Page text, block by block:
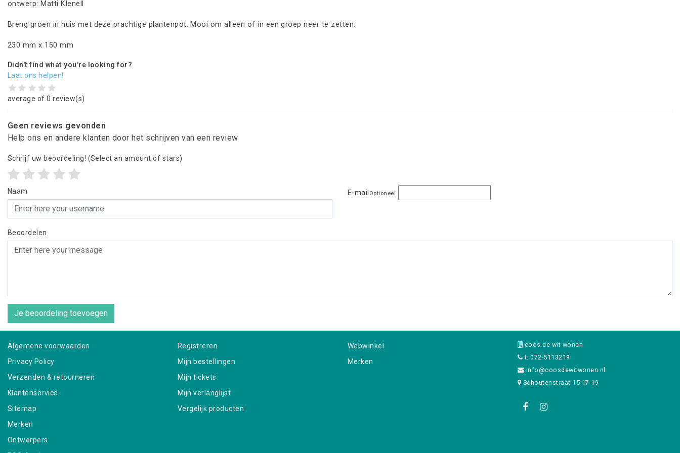
ontwerp: Matti Klenell
Breng groen in huis met deze prachtige plantenpot. Mooi om alleen of in een groep neer te zetten.
230 mm x 150 mm
Didn't find what you're looking for?
Laat ons helpen!
average of 0 review(s)
Geen reviews gevonden
Help ons en andere klanten door het schrijven van een review
Schrijf uw beoordeling! (Select an amount of stars)
Naam E-mail Optioneel
Beoordelen
Je beoordeling toevoegen
Algemene voorwaarden
Privacy Policy
Verzenden & retourneren
Klantenservice
Sitemap
Merken
Ontwerpers
Registreren
Mijn bestellingen
Mijn tickets
Mijn verlanglijst
Vergelijk producten
Webwinkel
Merken
coos de wit wonen
t: 072-5113219
info@coosdewitwonen.nl
Schoutenstraat 15-17-19